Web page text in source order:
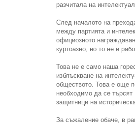
разчитала на
След началото на
между партията и
официозното
куртоазно, но то не е
Това не е само наша
изблъскване на
обществото. Това е още
необходимо да се търсят
защитници на
За съжаление обаче, в